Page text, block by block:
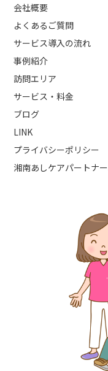
会社概要
よくあるご質問
サービス導入の流れ
事例紹介
訪問エリア
サービス・料金
ブログ
LINK
プライバシーポリシー
湘南あしケアパートナ